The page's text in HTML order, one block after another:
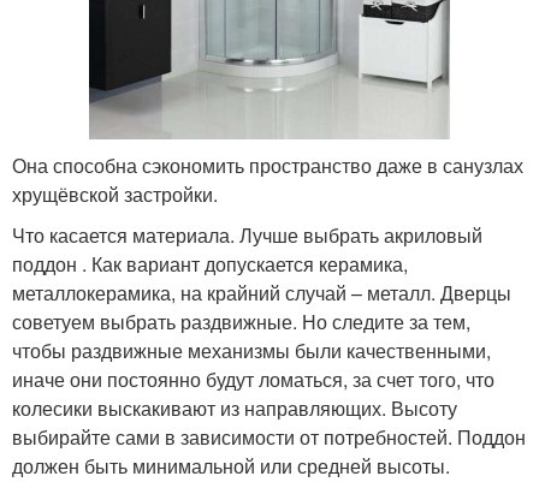
Она способна сэкономить пространство даже в санузлах
хрущёвской застройки.
Что касается материала. Лучше выбрать акриловый
поддон . Как вариант допускается керамика,
металлокерамика, на крайний случай – металл. Дверцы
советуем выбрать раздвижные. Но следите за тем,
чтобы раздвижные механизмы были качественными,
иначе они постоянно будут ломаться, за счет того, что
колесики выскакивают из направляющих. Высоту
выбирайте сами в зависимости от потребностей. Поддон
должен быть минимальной или средней высоты.